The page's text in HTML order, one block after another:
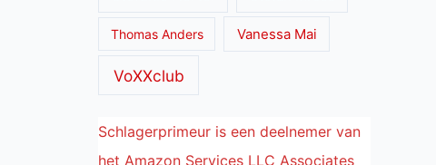
Thomas Anders Vanessa Mai
VoXXclub
Schlagerprimeur is een deelnemer van
het Amazon Services LLC Associates